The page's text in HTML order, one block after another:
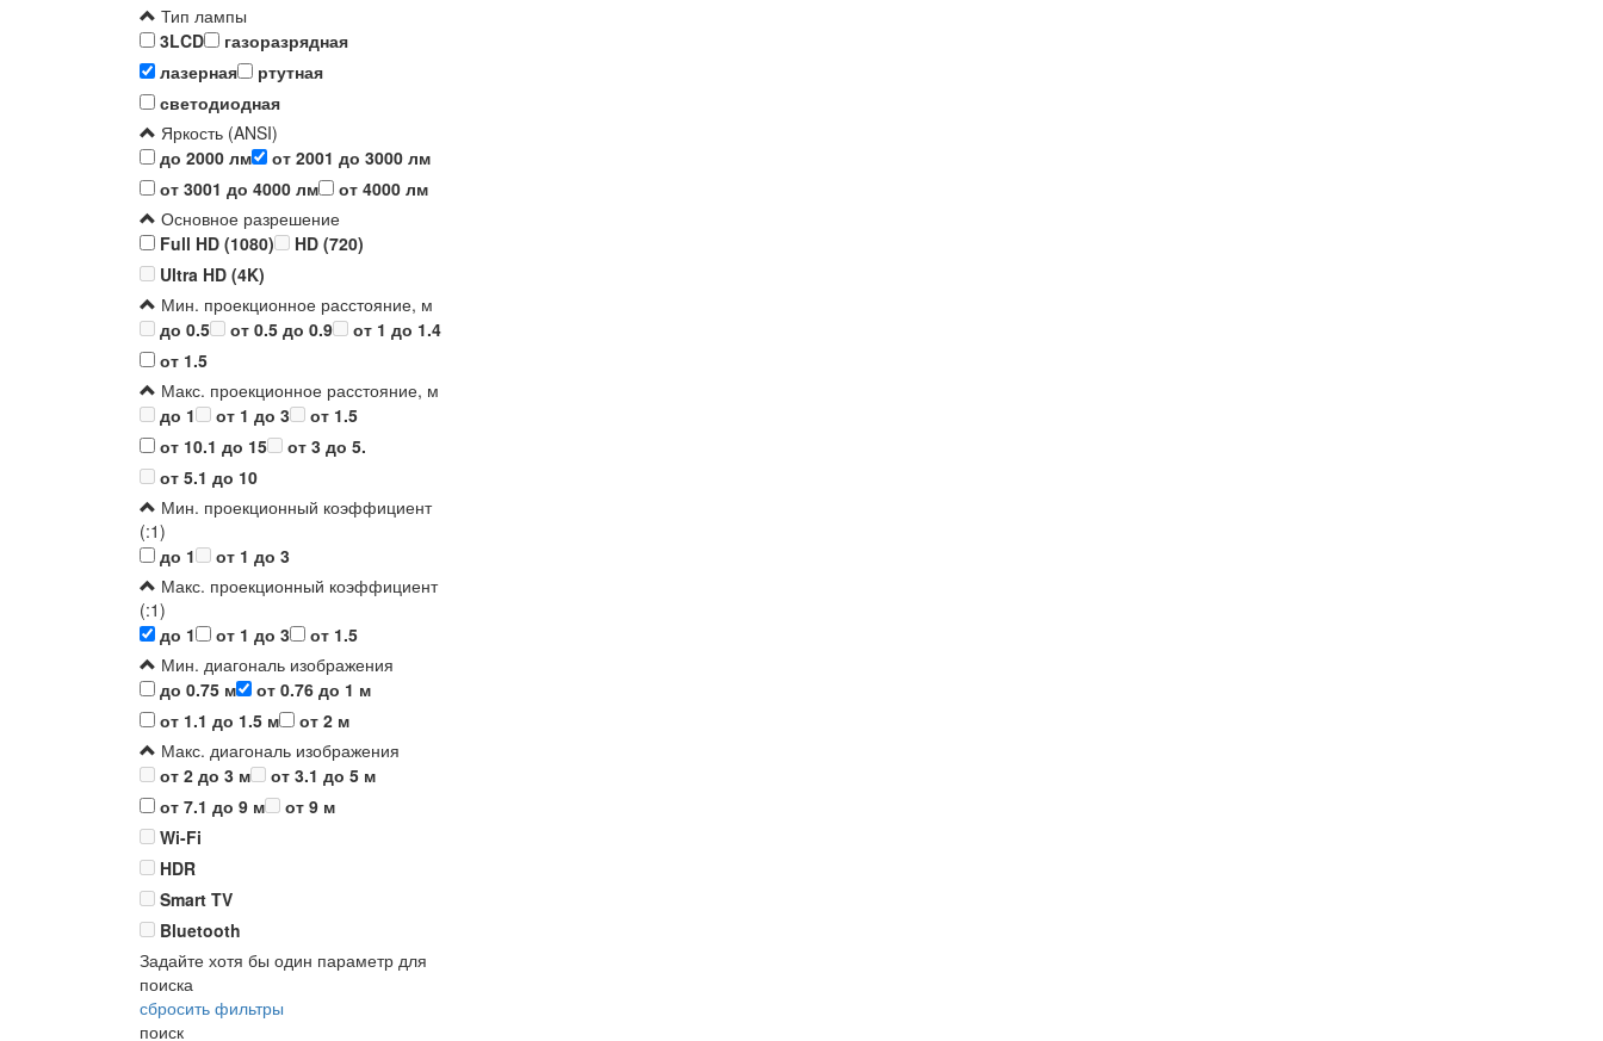
Тип лампы
3LCD
газоразрядная
лазерная
ртутная
светодиодная
Яркость (ANSI)
до 2000 лм
от 2001 до 3000 лм
от 3001 до 4000 лм
от 4000 лм
Основное разрешение
Full HD (1080)
HD (720)
Ultra HD (4K)
Мин. проекционное расстояние, м
до 0.5
от 0.5 до 0.9
от 1 до 1.4
от 1.5
Макс. проекционное расстояние, м
до 1
от 1 до 3
от 1.5
от 10.1 до 15
от 3 до 5.
от 5.1 до 10
Мин. проекционный коэффициент
(:1)
до 1
от 1 до 3
Макс. проекционный коэффициент
(:1)
до 1
от 1 до 3
от 1.5
Мин. диагональ изображения
до 0.75 м
от 0.76 до 1 м
от 1.1 до 1.5 м
от 2 м
Макс. диагональ изображения
от 2 до 3 м
от 3.1 до 5 м
от 7.1 до 9 м
от 9 м
Wi-Fi
HDR
Smart TV
Bluetooth
Задайте хотя бы один параметр для
поиска
сбросить фильтры
поиск